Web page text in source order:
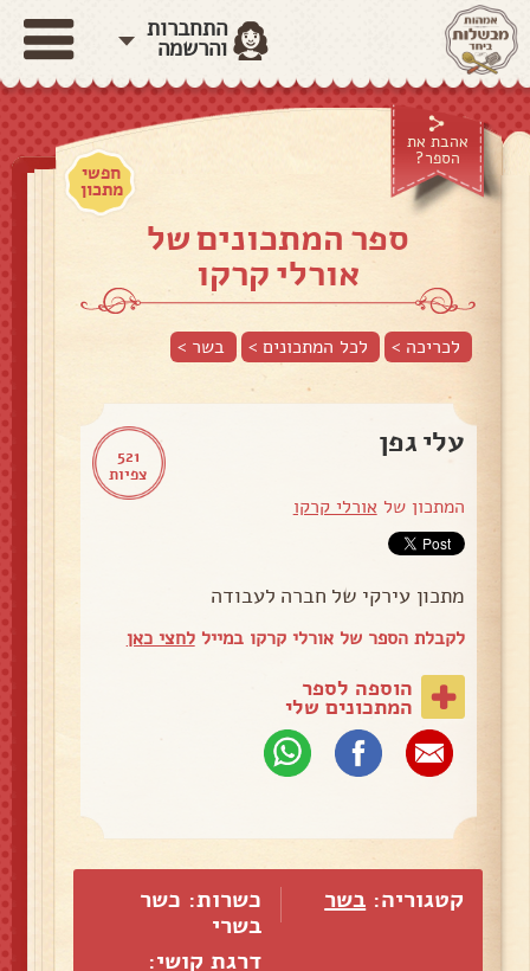
התחברות
והרשמה
אהבת את
הספר?
חפשי
מתכון
ספר המתכונים של
אורלי קרקו
לכריכה > לכל המתכונים > בשר >
521
צפיות
עלי גפן
המתכון של אורלי קרקו
מתכון עירקי של חברה לעבודה
לקבלת הספר של אורלי קרקו במייללחצי כאן
הוספה לספר
המתכונים שלי
קטגוריה: בשר
כשרות: כשר
בשרי
דרגת קושי: